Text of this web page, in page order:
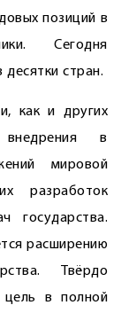
позиций в
Сегодня
десятки стран.
как и других
в
мировой
разработок
государства.
расширению
Твёрдо
цель в полной